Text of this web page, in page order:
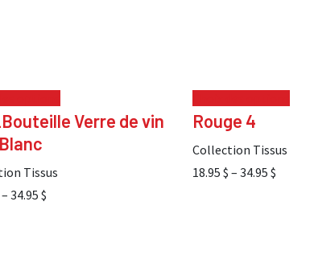
Verre de vin
Tissus
– 34.95 $
Rouge 4
Collection Tissus
18.95 $ – 34.95 $